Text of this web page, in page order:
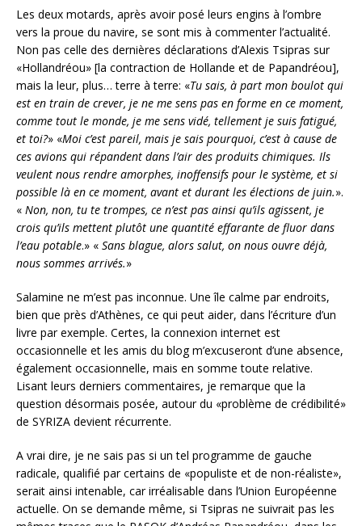
Les deux motards, après avoir posé leurs engins à l’ombre
vers la proue du navire, se sont mis à commenter l’actualité.
Non pas celle des dernières déclarations d’Alexis Tsipras sur
«Hollandréou» [la contraction de Hollande et de Papandréou],
mais la leur, plus… terre à terre: «Tu sais, à part mon boulot qui
est en train de crever, je ne me sens pas en forme en ce moment,
comme tout le monde, je me sens vidé, tellement je suis fatigué,
et toi?» «Moi c’est pareil, mais je sais pourquoi, c’est à cause de
ces avions qui répandent dans l’air des produits chimiques. Ils
veulent nous rendre amorphes, inoffensifs pour le système, et si
possible là en ce moment, avant et durant les élections de juin.».
« Non, non, tu te trompes, ce n’est pas ainsi qu’ils agissent, je
crois qu’ils mettent plutôt une quantité effarante de fluor dans
l’eau potable.» « Sans blague, alors salut, on nous ouvre déjà,
nous sommes arrivés.»
Salamine ne m’est pas inconnue. Une île calme par endroits,
bien que près d’Athènes, ce qui peut aider, dans l’écriture d’un
livre par exemple. Certes, la connexion internet est
occasionnelle et les amis du blog m’excuseront d’une absence,
également occasionnelle, mais en somme toute relative.
Lisant leurs derniers commentaires, je remarque que la
question désormais posée, autour du «problème de crédibilité»
de SYRIZA devient récurrente.
A vrai dire, je ne sais pas si un tel programme de gauche
radicale, qualifié par certains de «populiste et de non-réaliste»,
serait ainsi intenable, car irréalisable dans l’Union Européenne
actuelle. On se demande même, si Tsipras ne suivrait pas les